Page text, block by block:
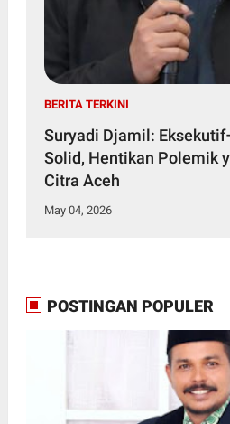
BERITA TERKINI
Suryadi Djamil:
Solid, Hentikan Polemik
Citra Aceh
May 04, 2026
POSTINGAN POPULER